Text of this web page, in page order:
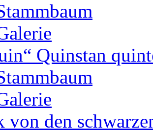
Quinstan
von den